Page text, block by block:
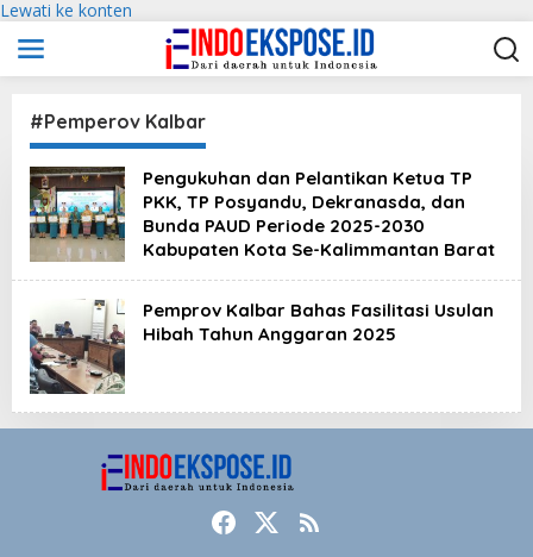
Lewati ke konten
#Pemperov Kalbar
Pengukuhan dan Pelantikan Ketua TP
PKK, TP Posyandu, Dekranasda, dan
Bunda PAUD Periode 2025-2030
Kabupaten Kota Se-Kalimmantan Barat
Pemprov Kalbar Bahas Fasilitasi Usulan
Hibah Tahun Anggaran 2025